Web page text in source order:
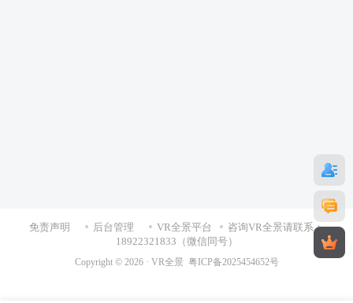
免责声明 后台管理 VR全景平台
咨询VR全景请联系：
18922321833（微信同号）
Copyright © 2026 · VR全景 粤ICP备2025454652号